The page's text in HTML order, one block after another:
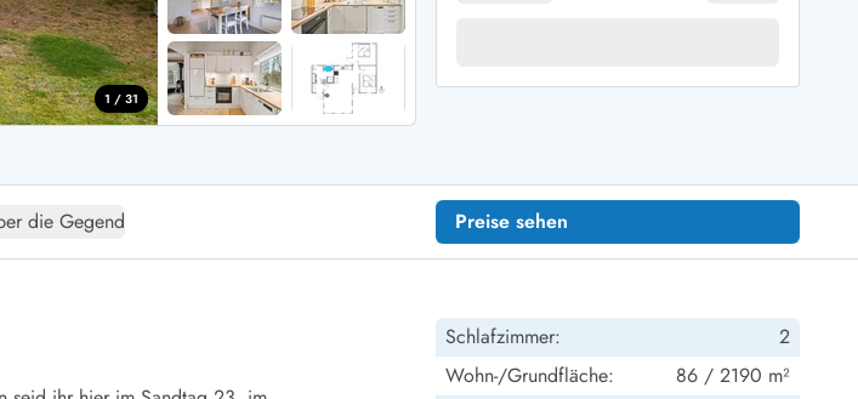
Ferienhäuser Vejers Strand
Ferienhäuser Vester Husby
1 / 31
die Gegend Preise sehen
Schlafzimmer:
2
Wohn-/Grundfläche:
86 / 2190 m²